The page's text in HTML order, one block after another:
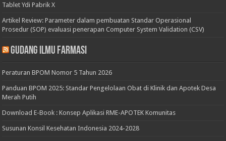
Tablet Ydi Pabrik X
Artikel Review: Parameter dalam pembuatan Standar Operasional
Prosedur (SOP) evaluasi penerapan Computer System Validation (CSV)
Gudang Ilmu Farmasi
Peraturan BPOM Nomor 5 Tahun 2026
Panduan BPOM 2025: Standar Pengelolaan Obat di Klinik dan Apotek Desa
Merah Putih
Download E-Book : Konsep Aplikasi RME-APOTEK Komunitas
Susunan Konsil Kesehatan Indonesia 2024-2028